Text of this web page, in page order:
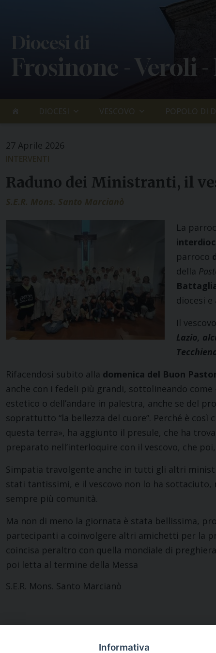
Diocesi di
Frosinone - Veroli
DIOCESI VESCOVO POPOLO DI
27 Aprile 2026
INTERVENTI
Raduno dei Ministranti, il
S.E.R. Mons. Santo Marcianò
La
parroco
della
diocesi
Il
Lazio,
Rifacendosi subito alla domenica del Buon
anche con i fedeli più grandi, sottolineando come
estetico o dell’andare in palestra, anche se del
soprattutto “la bellezza del cuore”. Perché è così
questa terra», ha aggiunto il presule, che ha
preparato nell’interloquire con il vescovo, che
Simpatia travolgente anche in tutti gli altri
stati tantissimi, e il vescovo non lo ha sottaciuto,
sempre più comunità.
Ma non di meno la giornata è stata bellissima,
partecipanti a coinvolgere altri amichetti per la
coincisa peraltro con quella mondiale di
poi letta al termine della Messa
S.E.R. Mons. Santo Marcianò
Informativa